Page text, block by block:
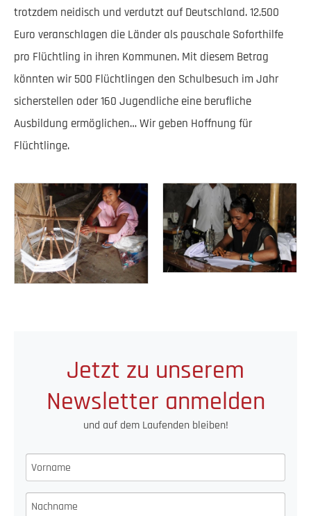
trotzdem neidisch und verdutzt auf Deutschland. 12.500
Euro veranschlagen die Länder als pauschale Soforthilfe
pro Flüchtling in ihren Kommunen. Mit diesem Betrag
könnten wir 500 Flüchtlingen den Schulbesuch im Jahr
sicherstellen oder 160 Jugendliche eine berufliche
Ausbildung ermöglichen… Wir geben Hoffnung für
Flüchtlinge.
Jetzt zu unserem
Newsletter anmelden
und auf dem Laufenden bleiben!